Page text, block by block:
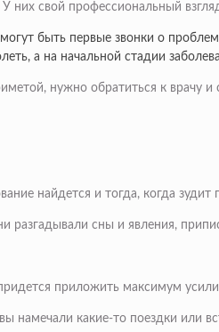
них свой профессиональный
быть первые звонки о
а на начальной стадии
нужно обратиться к
найдется и тогда, когда
разгадывали сны и явления,
приложить максимум
намечали какие-то поездки или